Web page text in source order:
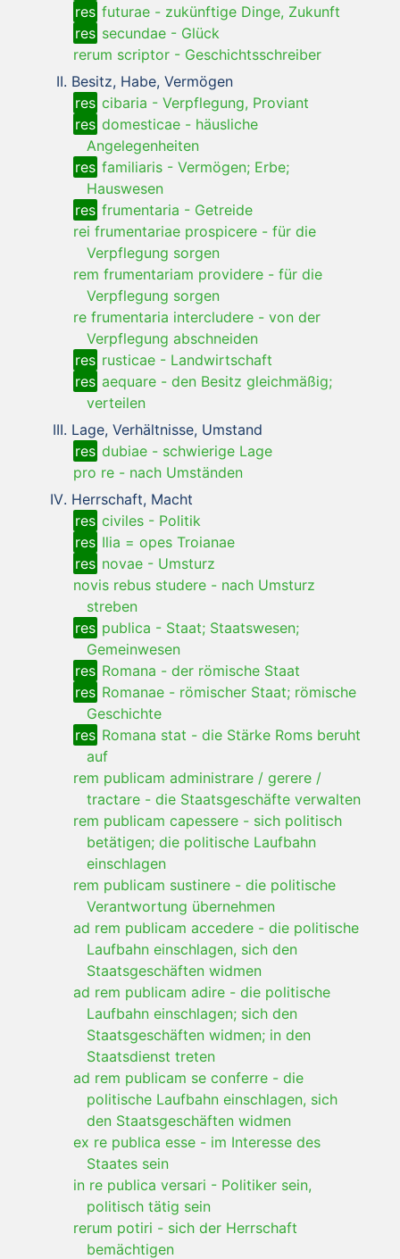
res futurae - zukünftige Dinge, Zukunft
res secundae - Glück
rerum scriptor - Geschichtsschreiber
Besitz, Habe, Vermögen
res cibaria - Verpflegung, Proviant
res domesticae - häusliche
Angelegenheiten
res familiaris - Vermögen; Erbe;
Hauswesen
res frumentaria - Getreide
rei frumentariae prospicere - für die
Verpflegung sorgen
rem frumentariam providere - für die
Verpflegung sorgen
re frumentaria intercludere - von der
Verpflegung abschneiden
res rusticae - Landwirtschaft
res aequare - den Besitz gleichmäßig;
verteilen
Lage, Verhältnisse, Umstand
res dubiae - schwierige Lage
pro re - nach Umständen
Herrschaft, Macht
res civiles - Politik
res Ilia = opes Troianae
res novae - Umsturz
novis rebus studere - nach Umsturz
streben
res publica - Staat; Staatswesen;
Gemeinwesen
res Romana - der römische Staat
res Romanae - römischer Staat; römische
Geschichte
res Romana stat - die Stärke Roms beruht
auf
rem publicam administrare / gerere /
tractare - die Staatsgeschäfte verwalten
rem publicam capessere - sich politisch
betätigen; die politische Laufbahn
einschlagen
rem publicam sustinere - die politische
Verantwortung übernehmen
ad rem publicam accedere - die politische
Laufbahn einschlagen, sich den
Staatsgeschäften widmen
ad rem publicam adire - die politische
Laufbahn einschlagen; sich den
Staatsgeschäften widmen; in den
Staatsdienst treten
ad rem publicam se conferre - die
politische Laufbahn einschlagen, sich
den Staatsgeschäften widmen
ex re publica esse - im Interesse des
Staates sein
in re publica versari - Politiker sein,
politisch tätig sein
rerum potiri - sich der Herrschaft
bemächtigen